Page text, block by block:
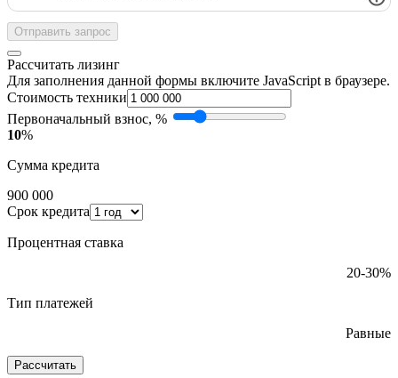
Отправить запрос
Рассчитать лизинг
Для заполнения данной формы включите JavaScript в браузере.
Стоимость техники
Первоначальный взнос, %
10%
Сумма кредита
900 000
Срок кредита
Процентная ставка
20-30%
Тип платежей
Равные
Рассчитать